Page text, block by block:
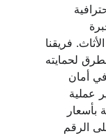
فريقنا
لحمايته
أمان
عملية
الرقم